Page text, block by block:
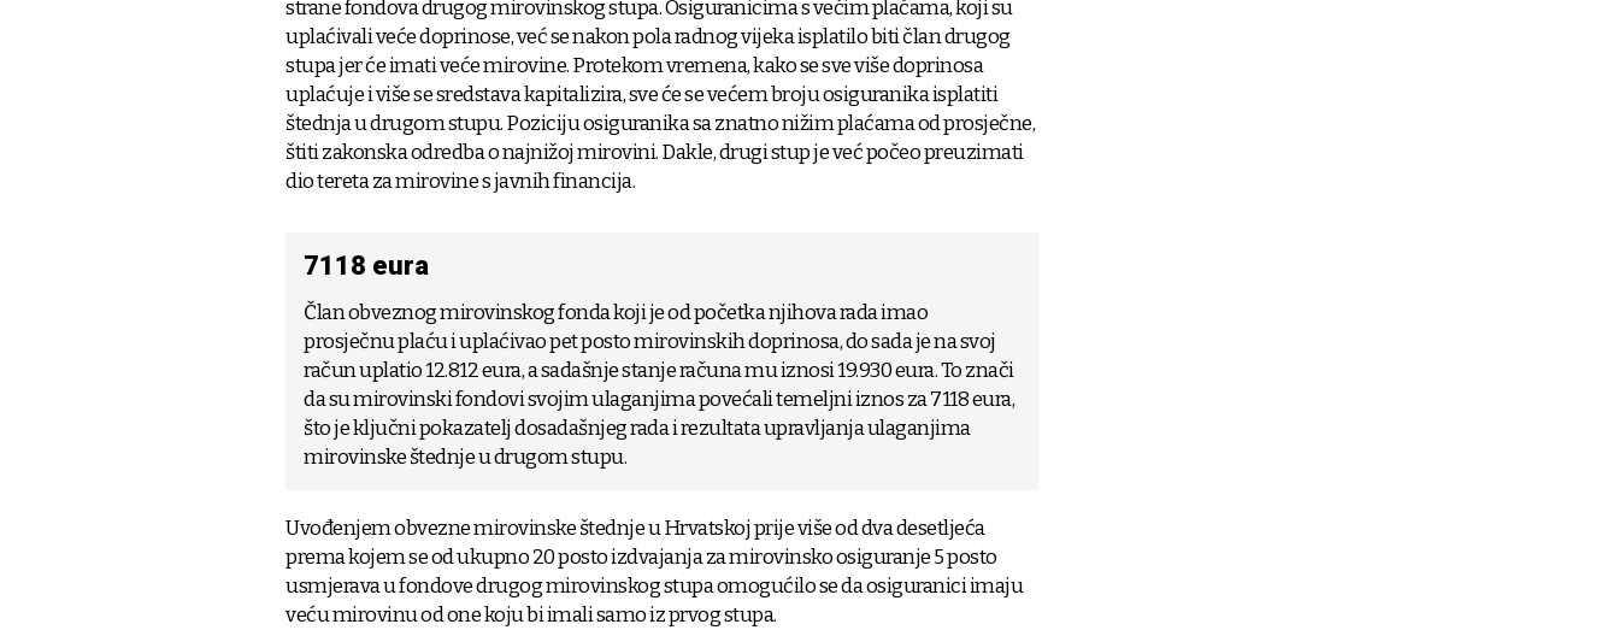
strane fondova drugog mirovinskog stupa. Osiguranicima s većim plaćama, koji su
uplaćivali veće doprinose, već se nakon pola radnog vijeka isplatilo biti član drugog
stupa jer će imati veće mirovine. Protekom vremena, kako se sve više doprinosa
uplaćuje i više se sredstava kapitalizira, sve će se većem broju osiguranika isplatiti
štednja u drugom stupu. Poziciju osiguranika sa znatno nižim plaćama od prosječne,
štiti zakonska odredba o najnižoj mirovini. Dakle, drugi stup je već počeo preuzimati
dio tereta za mirovine s javnih financija.
7118 eura
Član obveznog mirovinskog fonda koji je od početka njihova rada imao
prosječnu plaću i uplaćivao pet posto mirovinskih doprinosa, do sada je na svoj
račun uplatio 12.812 eura, a sadašnje stanje računa mu iznosi 19.930 eura. To znači
da su mirovinski fondovi svojim ulaganjima povećali temeljni iznos za 7118 eura,
što je ključni pokazatelj dosadašnjeg rada i rezultata upravljanja ulaganjima
mirovinske štednje u drugom stupu.
Uvođenjem obvezne mirovinske štednje u Hrvatskoj prije više od dva desetljeća
prema kojem se od ukupno 20 posto izdvajanja za mirovinsko osiguranje 5 posto
usmjerava u fondove drugog mirovinskog stupa omogućilo se da osiguranici imaju
veću mirovinu od one koju bi imali samo iz prvog stupa.